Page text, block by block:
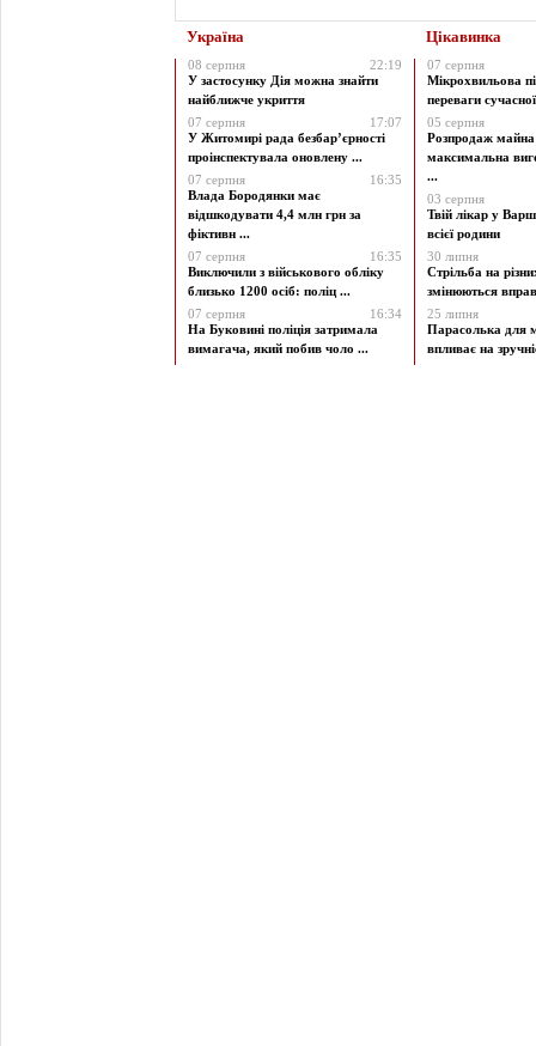
Україна Цікавинка
08 серпня
22:19
У застосунку Дія можна знайти
найближче укриття
07 серпня
17:07
У Житомирі рада безбар’єрності
проінспектувала оновлену ...
07 серпня
16:35
Влада Бородянки має
відшкодувати 4,4 млн грн за
фіктивн ...
07 серпня
16:35
Виключили з військового обліку
близько 1200 осіб: поліц ...
07 серпня
16:34
На Буковині поліція затримала
вимагача, який побив чоло ...
07 серпня
Мікрохвильова
переваги
05 серпня
Розпродаж майна
максимальна
...
03 серпня
Твій лікар у
всієї родини
30 липня
Стрільба на
змінюються
25 липня
Парасолька для
впливає на